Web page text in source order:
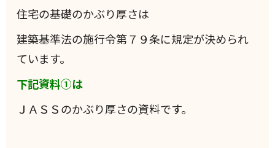
住宅の基礎のかぶり厚さは
建築基準法の施行令第７９条に規定が決められ
ています。
下記資料①は
ＪＡＳＳのかぶり厚さの資料です。